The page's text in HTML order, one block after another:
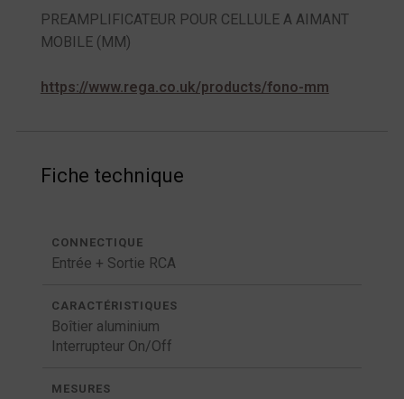
PREAMPLIFICATEUR POUR CELLULE A AIMANT
MOBILE (MM)
https://www.rega.co.uk/products/fono-mm
Fiche technique
CONNECTIQUE
Entrée + Sortie RCA
CARACTÉRISTIQUES
Boîtier aluminium
Interrupteur On/Off
MESURES